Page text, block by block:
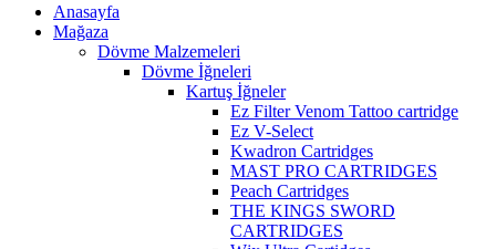
Anasayfa
Mağaza
Dövme Malzemeleri
Dövme İğneleri
Kartuş İğneler
Ez Filter Venom Tattoo cartridge
Ez V-Select
Kwadron Cartridges
MAST PRO CARTRIDGES
Peach Cartridges
THE KINGS SWORD
CARTRIDGES